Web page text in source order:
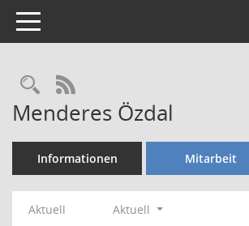
Toggle navigation
Rechercheauswahl
RSS-Feed
Menderes Özdal
Informationen Mitarbeit
Aktuell
Aktuell